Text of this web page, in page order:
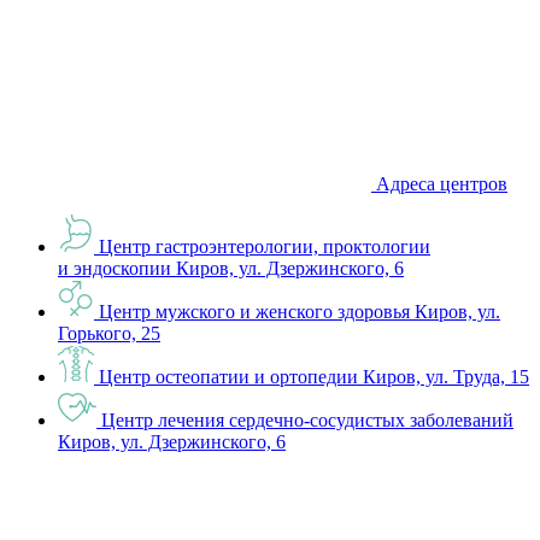
Адреса центров
Центр гастроэнтерологии, проктологии
и эндоскопии Киров, ул. Дзержинского, 6
Центр мужского и женского здоровья Киров, ул.
Горького, 25
Центр остеопатии и ортопедии Киров, ул. Труда, 15
Центр лечения сердечно-сосудистых заболеваний
Киров, ул. Дзержинского, 6